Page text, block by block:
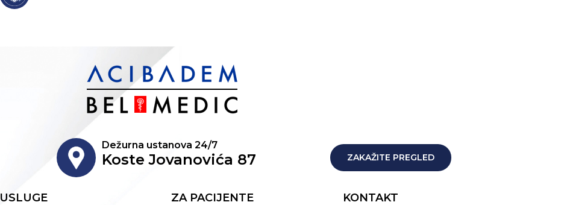
Dežurna ustanova 24/7
Koste Jovanovića 87 ZAKAŽITE PREGLED
USLUGE ZA PACIJENTE KONTAKT